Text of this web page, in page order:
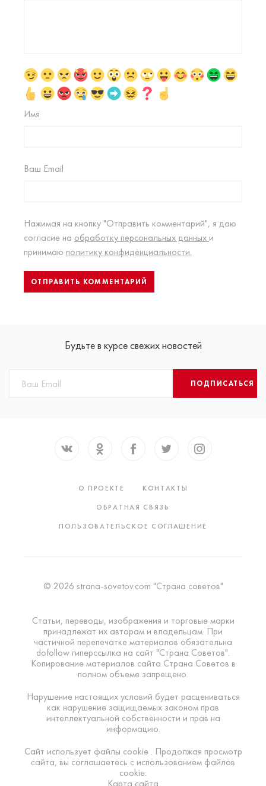
Имя
Ваш Email
Нажимая на кнопку "Отправить комментарий", я даю
согласие на обработку персональных данных и
принимаю политику конфиденциальности.
Будьте в курсе свежих новостей
ПОДПИСАТЬСЯ
О ПРОЕКТЕ
КОНТАКТЫ
ОБРАТНАЯ СВЯЗЬ
ПОЛЬЗОВАТЕЛЬСКОЕ СОГЛАШЕНИЕ
© 2026 strana-sovetov.com "Страна советов"
Статьи, переводы, изображения и торговые марки
принадлежат их авторам и владельцам. При
частичной перепечатке материалов обязательна
dofollow гиперссылка на сайт "Страна Советов".
Копирование материалов сайта Страна Советов в
полном объеме запрещено.
Нарушение настоящих условий будет расцениваться
как нарушение защищаемых законом прав
интеллектуальной собственности и прав на
информацию.
Сайт использует файлы cookie . Продолжая просмотр
сайта, вы соглашаетесь с использованием файлов
cookie.